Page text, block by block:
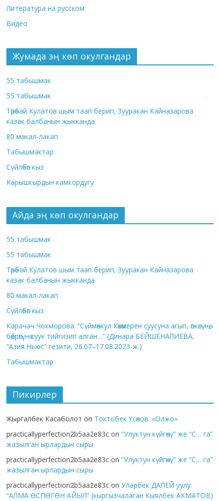
Литература на русском
Видео
Жумада эң көп окулгандар
55 табышмак
55 табышмак
Төрөбай Кулатов шым таап берип, Зууракан Кайназарова
казак балбанын жыкканда
80 макал-лакап
Табышмактар
Сүйлөбөс кыз
Карышкырдын камкордугу
Айда эң көп окулгандар
55 табышмак
55 табышмак
Төрөбай Кулатов шым таап берип, Зууракан Кайназарова
казак балбанын жыкканда
80 макал-лакап
Сүйлөбөс кыз
Карачач Чокморова: “Сүймөнкул Көкөмерен суусуна агып, өпкөсүнө,
бөйрөгүнө суук тийгизип алган…” (Динара БЕЙШЕНАЛИЕВА,
“Азия Ньюс” гезити, 26.07–17.08.2023-ж.)
Табышмактар
Пикирлер
Жыргалбек Касаболот on Токтобек Үсөнов. «Олжо»
practicallyperfection2b5aa2e83c on“Улуктун күйгөнү” же “С… га”
жазылган ырлардын сыры
practicallyperfection2b5aa2e83c on“Улуктун күйгөнү” же “С… га”
жазылган ырлардын сыры
practicallyperfection2b5aa2e83c onУларбек ДАЛЕЙ уулу.
“АЛМА ӨСПӨГӨН АЙЫЛ” (кыргызчалаган Кыялбек АКМАТОВ)